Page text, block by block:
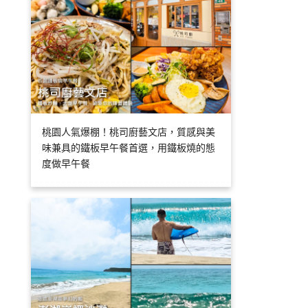
桃園人氣爆棚！桃司廚藝文店，質感與美
味兼具的鐵板早午餐首選，用鐵板燒的態
度做早午餐